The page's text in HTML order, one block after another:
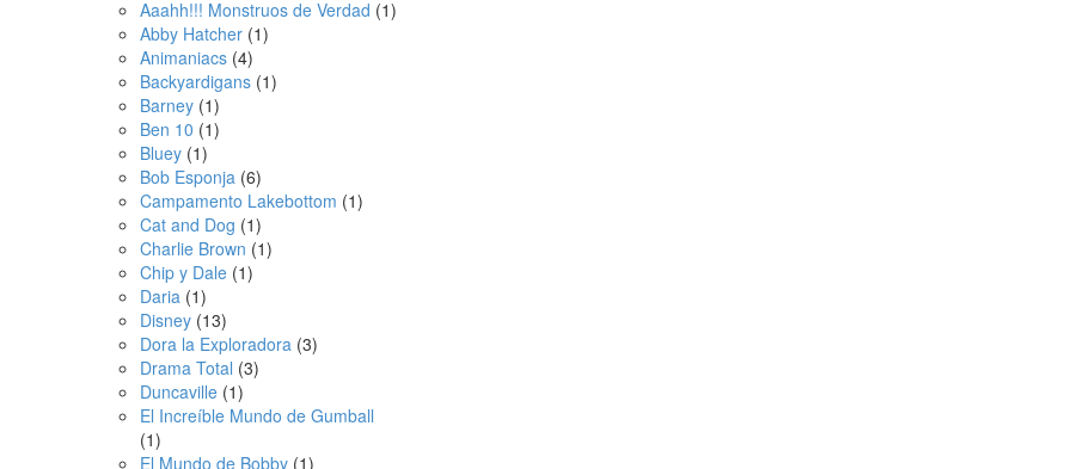
Aaahh!!! Monstruos de Verdad (1)
Abby Hatcher (1)
Animaniacs (4)
Backyardigans (1)
Barney (1)
Ben 10 (1)
Bluey (1)
Bob Esponja (6)
Campamento Lakebottom (1)
Cat and Dog (1)
Charlie Brown (1)
Chip y Dale (1)
Daria (1)
Disney (13)
Dora la Exploradora (3)
Drama Total (3)
Duncaville (1)
El Increíble Mundo de Gumball
(1)
El Mundo de Bobby (1)